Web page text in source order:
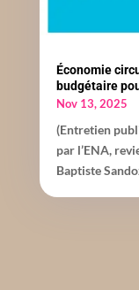
Économie
budgétaire
Nov 13, 2025
(Entretien
par l’ENA,
Baptiste